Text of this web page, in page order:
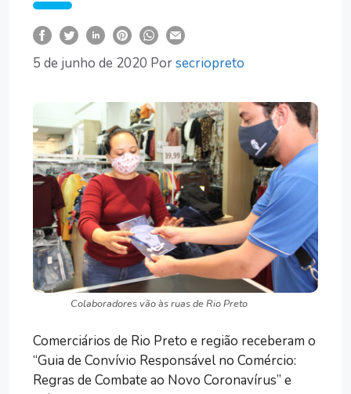
5 de junho de 2020 Porsecriopreto
Colaboradores vão às ruas de Rio Preto
Comerciários de Rio Preto e região receberam o
“Guia de Convívio Responsável no Comércio:
Regras de Combate ao Novo Coronavírus” e